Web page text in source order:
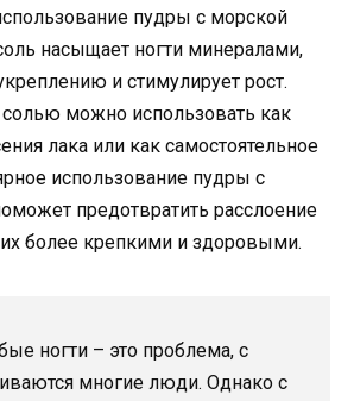
пудры с морской
насыщает ногти минералами,
и стимулирует рост.
можно использовать как
лака или как самостоятельное
использование пудры с
предотвратить расслоение
их более крепкими и здоровыми.
ногти – это проблема, с
многие люди. Однако с